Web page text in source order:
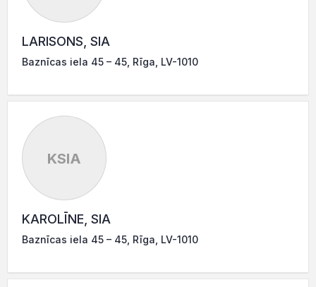
LARISONS, SIA
Baznīcas iela 45 – 45, Rīga, LV-1010
KSIA
KAROLĪNE, SIA
Baznīcas iela 45 – 45, Rīga, LV-1010